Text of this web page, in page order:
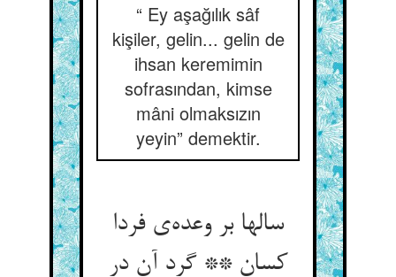
“ Ey aşağılık sâf
kişiler, gelin... gelin de
ihsan keremimin
sofrasından, kimse
mâni olmaksızın
yeyin” demektir.
سالها بر وعده‌‌ی فردا
کسان ** گرد آن در